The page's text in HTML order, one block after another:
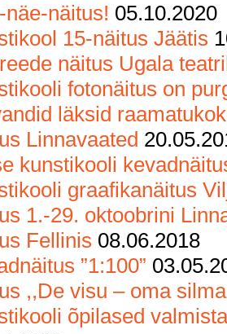
näe-näitus! 05.10.2020
15-näitus Jäätis
näitus Ugala
fotonäitus on
läksid
Linnavaated
kunstikooli
graafikanäitus
1.-29. oktoobrini
Fellinis 08.06.2018
”1:100”
,,De visu – oma
õpilased